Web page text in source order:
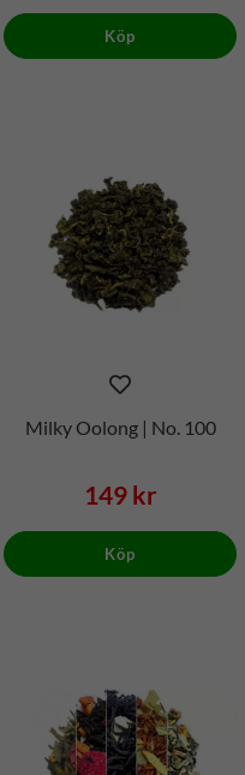
Köp
Milky Oolong | No. 100
149 kr
Köp